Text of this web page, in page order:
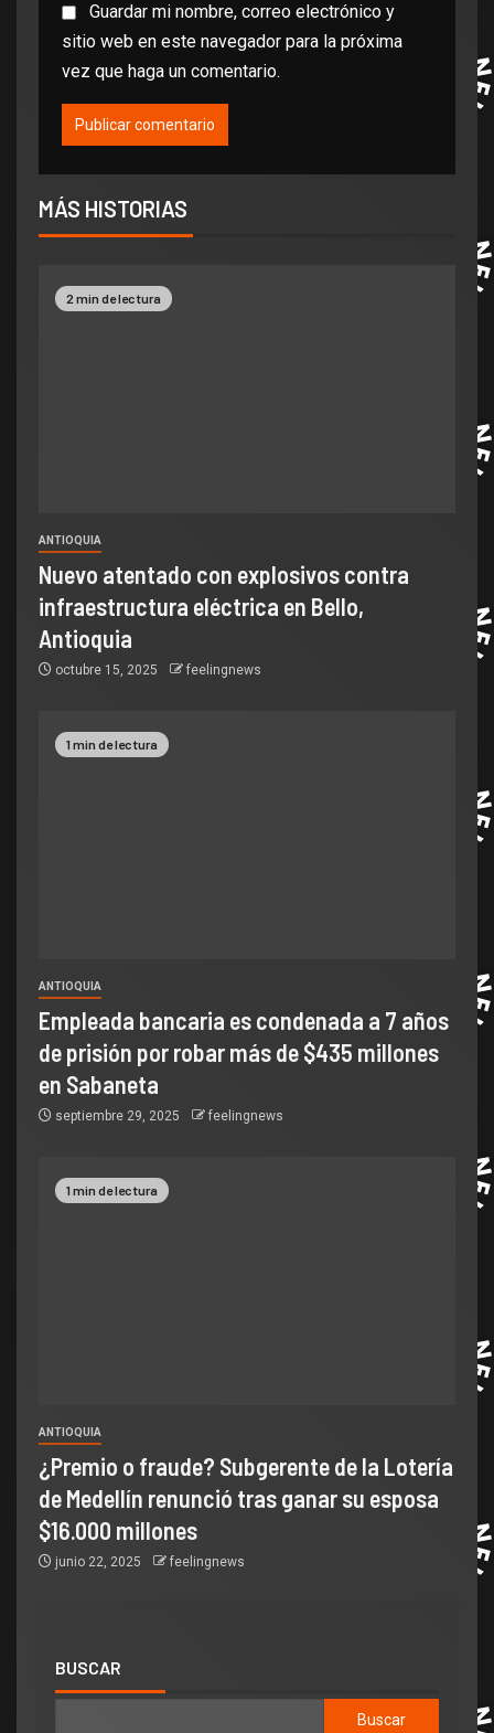
Guardar mi nombre, correo electrónico y
sitio web en este navegador para la próxima
vez que haga un comentario.
MÁS HISTORIAS
2 min de lectura
ANTIOQUIA
Nuevo atentado con explosivos contra
infraestructura eléctrica en Bello,
Antioquia
octubre 15, 2025 feelingnews
1 min de lectura
ANTIOQUIA
Empleada bancaria es condenada a 7 años
de prisión por robar más de $435 millones
en Sabaneta
septiembre 29, 2025 feelingnews
1 min de lectura
ANTIOQUIA
¿Premio o fraude? Subgerente de la Lotería
de Medellín renunció tras ganar su esposa
$16.000 millones
junio 22, 2025 feelingnews
BUSCAR
Buscar